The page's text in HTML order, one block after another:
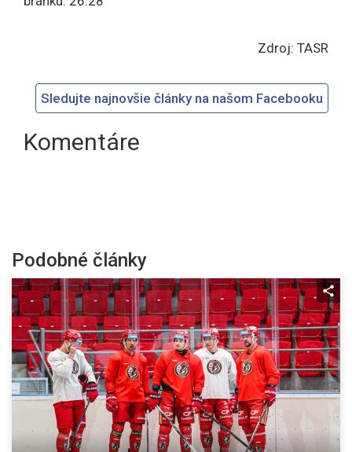
Zdroj: TASR
Sledujte najnovšie články na našom Facebooku
Komentáre
Podobné články